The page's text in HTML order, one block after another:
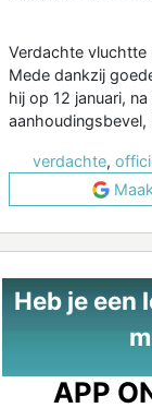
Verdachte vluchtte
Mede dankzij
hij op 12 januari,
verdachte,
Maak
Heb je een
APP